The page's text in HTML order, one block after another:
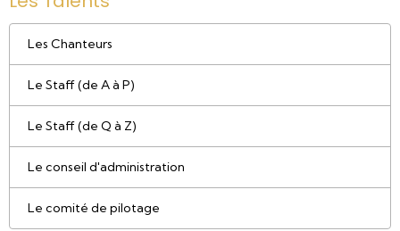
Les Chanteurs
Le Staff (de A à P)
Le Staff (de Q à Z)
Le conseil d'administration
Le comité de pilotage